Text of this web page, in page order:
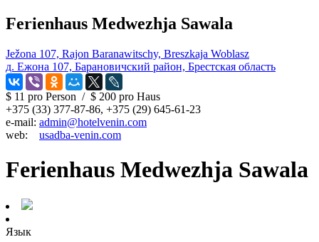
Ferienhaus Medwezhja Sawala
Ježona 107, Rajon Baranawitschy, Breszkaja Woblasz
д. Ежона 107, Барановичский район, Брестская область
$ 11 pro Person / $ 200 pro Haus
+375 (33) 377-87-86, +375 (29) 645-61-23
e-mail: admin@hotelvenin.com
web: usadba-venin.com
Ferienhaus Medwezhja Sawala
Язык